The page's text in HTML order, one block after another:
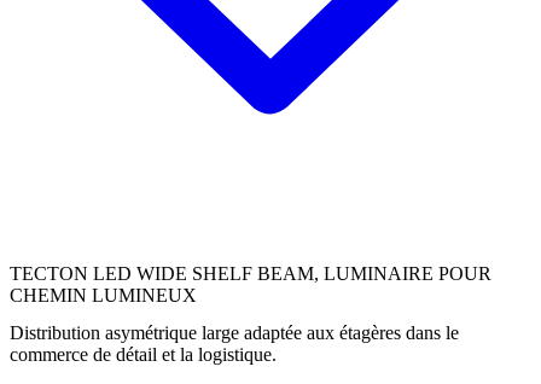
TECTON LED WIDE SHELF BEAM, LUMINAIRE POUR
CHEMIN LUMINEUX
Distribution asymétrique large adaptée aux étagères dans le
commerce de détail et la logistique.